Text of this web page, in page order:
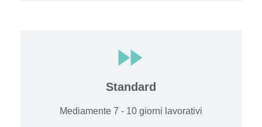
Standard
Mediamente 7 - 10 giorni lavorativi